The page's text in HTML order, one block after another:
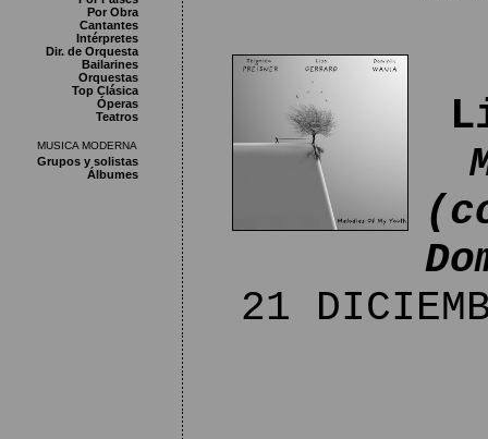
Por Obra
Cantantes
Intérpretes
Dir. de Orquesta
Bailarines
Orquestas
Top Clásica
Óperas
Teatros
MUSICA MODERNA
Grupos y solistas
Álbumes
21